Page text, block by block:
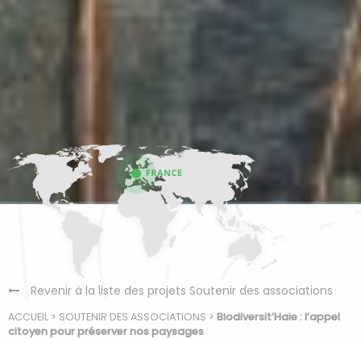
Revenir à la liste des projets Soutenir des associations
ACCUEIL > SOUTENIR DES ASSOCIATIONS > Biodiversit’Haie : l’appel
citoyen pour préserver nos paysages